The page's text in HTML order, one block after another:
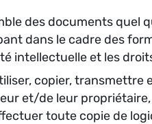
des documents quel
dans le cadre des
intellectuelle et les
copier, transmettre
et/de leur propriétaire,
toute copie de